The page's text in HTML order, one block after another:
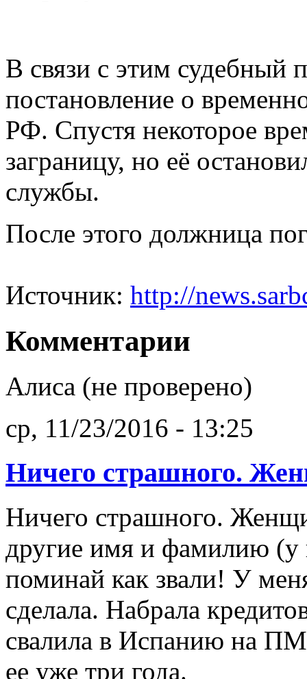
В связи с этим судебный
постановление о
РФ. Спустя некоторое
заграницу, но её
службы.
После этого должница
Источник: http://
Комментарии
Алиса (не проверено)
ср, 11/23/2016 - 13:25
Ничего страшного.
Ничего страшного.
другие имя и фамилию (у
поминай как звали! У
сделала. Набрала
свалила в Испанию на
ее уже три года.